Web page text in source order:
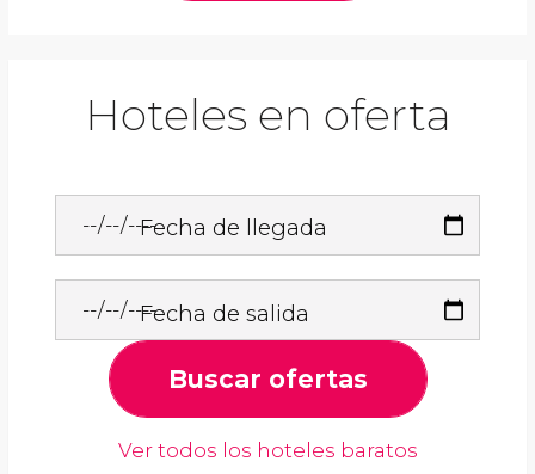
Hoteles en oferta
Fecha de llegada
Fecha de salida
Buscar ofertas
Ver todos los hoteles baratos